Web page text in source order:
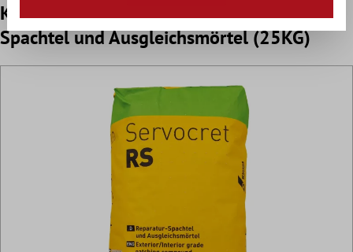
Kiesel Servocret RS - schneller Reparatur
Spachtel und Ausgleichsmörtel (25KG)